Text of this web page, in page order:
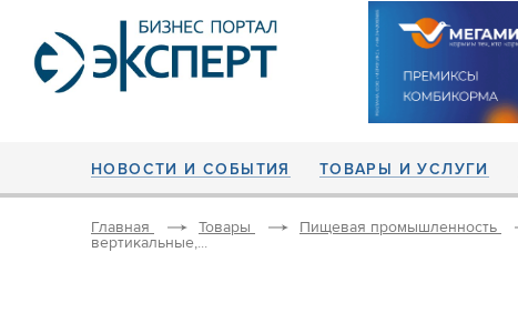
НОВОСТИ И СОБЫТИЯ ТОВАРЫ И УСЛУГИ
Главная Товары Пищевая промышленность
вертикальные,...